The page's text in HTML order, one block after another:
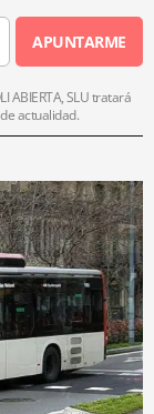
APUNTARME
ABIERTA, SLU tratará
actualidad.